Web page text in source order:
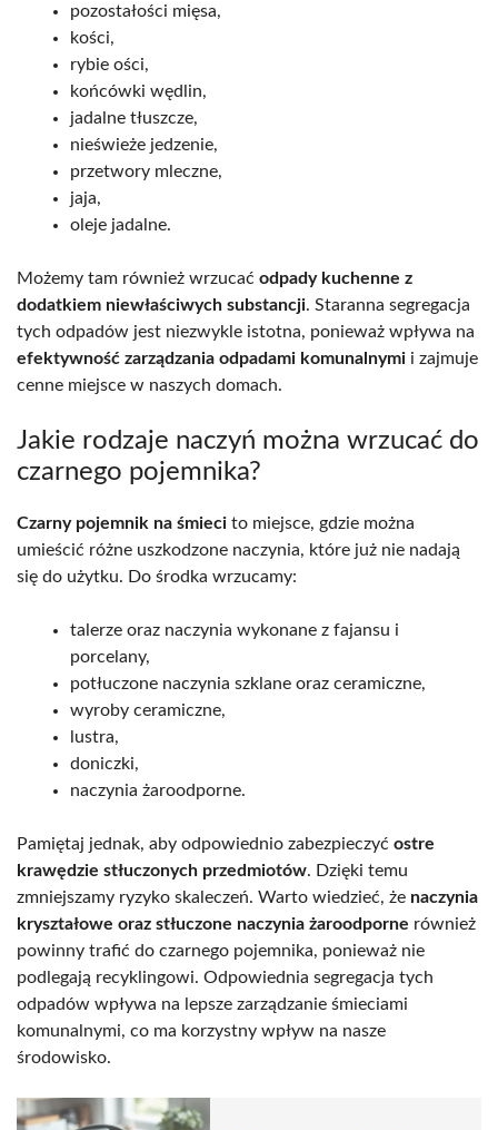
pozostałości mięsa,
kości,
rybie ości,
końcówki wędlin,
jadalne tłuszcze,
nieświeże jedzenie,
przetwory mleczne,
jaja,
oleje jadalne.
Możemy tam również wrzucać odpady kuchenne z
dodatkiem niewłaściwych substancji. Staranna segregacja
tych odpadów jest niezwykle istotna, ponieważ wpływa na
efektywność zarządzania odpadami komunalnymi i zajmuje
cenne miejsce w naszych domach.
Jakie rodzaje naczyń można wrzucać do
czarnego pojemnika?
Czarny pojemnik na śmieci to miejsce, gdzie można
umieścić różne uszkodzone naczynia, które już nie nadają
się do użytku. Do środka wrzucamy:
talerze oraz naczynia wykonane z fajansu i
porcelany,
potłuczone naczynia szklane oraz ceramiczne,
wyroby ceramiczne,
lustra,
doniczki,
naczynia żaroodporne.
Pamiętaj jednak, aby odpowiednio zabezpieczyć ostre
krawędzie stłuczonych przedmiotów. Dzięki temu
zmniejszamy ryzyko skaleczeń. Warto wiedzieć, że naczynia
kryształowe oraz stłuczone naczynia żaroodporne również
powinny trafić do czarnego pojemnika, ponieważ nie
podlegają recyklingowi. Odpowiednia segregacja tych
odpadów wpływa na lepsze zarządzanie śmieciami
komunalnymi, co ma korzystny wpływ na nasze
środowisko.